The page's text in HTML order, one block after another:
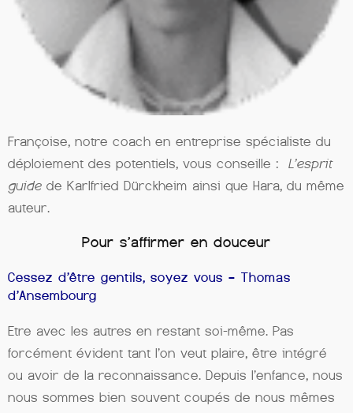
Françoise, notre coach en entreprise spécialiste du
déploiement des potentiels, vous conseille : L’esprit
guide de Karlfried Dürckheim ainsi que Hara, du même
auteur.
Pour s’affirmer en douceur
Cessez d’être gentils, soyez vous – Thomas
d’Ansembourg
Etre avec les autres en restant soi-même. Pas
forcément évident tant l’on veut plaire, être intégré
ou avoir de la reconnaissance. Depuis l’enfance, nous
nous sommes bien souvent coupés de nous mêmes